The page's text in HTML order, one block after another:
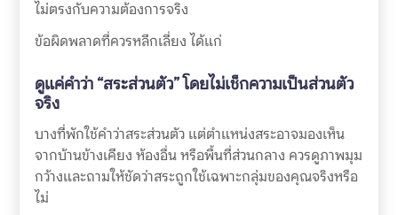
ไม่ตรงกับความต้องการจริง
ข้อผิดพลาดที่ควรหลีกเลี่ยง ได้แก่
ดูแค่คำว่า “สระส่วนตัว” โดยไม่เช็กความเป็นส่วนตัว
จริง
บางที่พักใช้คำว่าสระส่วนตัว แต่ตำแหน่งสระอาจมองเห็น
จากบ้านข้างเคียง ห้องอื่น หรือพื้นที่ส่วนกลาง ควรดูภาพมุม
กว้างและถามให้ชัดว่าสระถูกใช้เฉพาะกลุ่มของคุณจริงหรือ
ไม่